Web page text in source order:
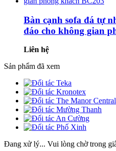
Bàn cạnh sofa đá tự
đáo cho không gian
Liên hệ
Sản phẩm đã xem
Đang xử lý... Vui lòng chờ trong